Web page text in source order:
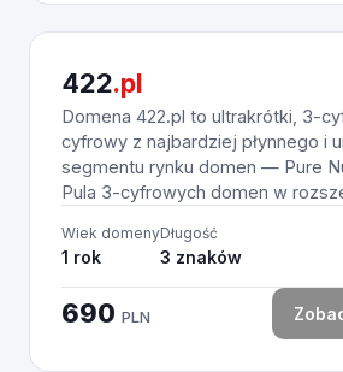
422.pl
Domena 422.pl to ultrakrótki, 3-
cyfrowy z najbardziej płynnego i
segmentu rynku domen — Pure
Pula 3-cyfrowych domen w
Wiek domeny
1 rok
Długość
3 znaków
690 PLN